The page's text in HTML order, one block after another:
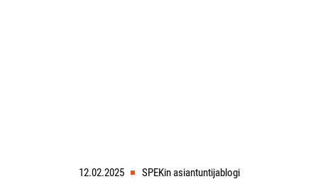
12.02.2025 SPEKin asiantuntijablogi